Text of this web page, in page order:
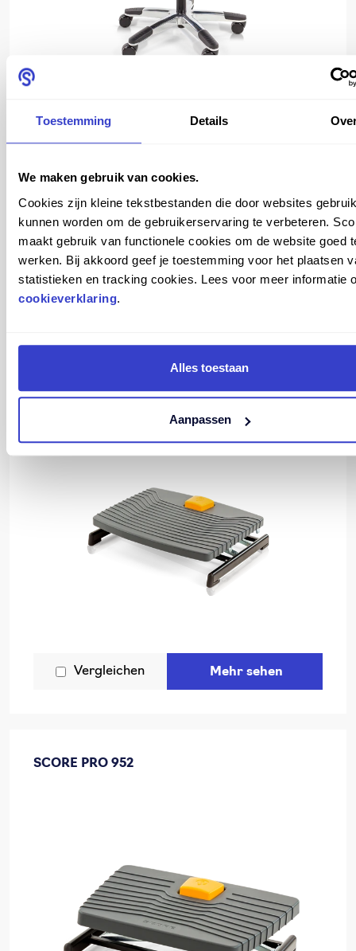
Toestemming Details
We maken gebruik van cookies.
Cookies zijn kleine tekstbestanden die door websites
kunnen worden om de gebruikerservaring te verbeteren.
maakt gebruik van functionele cookies om de website goed
werken. Bij akkoord geef je toestemming voor het plaatsen
statistieken en tracking cookies. Lees voor meer informatie
cookieverklaring.
Alles toestaan
Aanpassen
Oft kombiniert mit
Vergleichen Mehr sehen
SCORE PRO 952